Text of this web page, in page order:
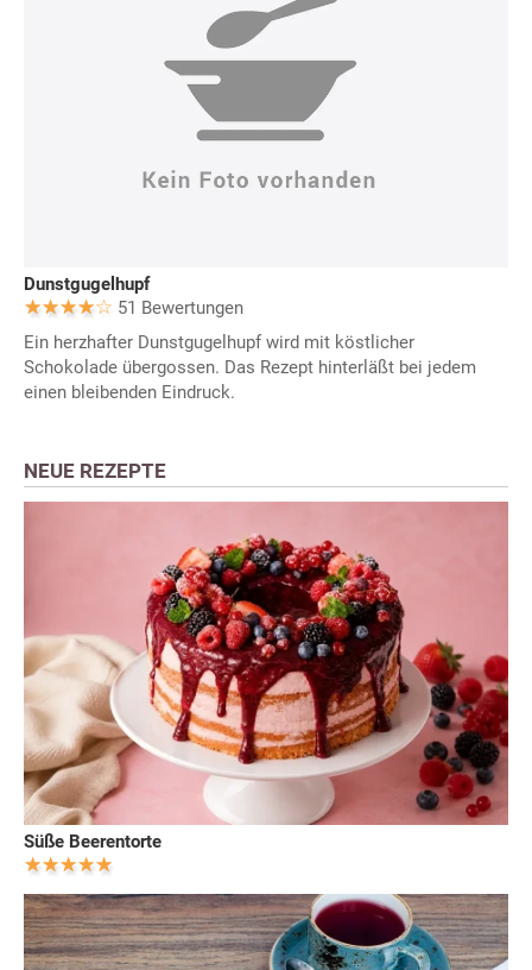
Dunstgugelhupf
51 Bewertungen
Ein herzhafter Dunstgugelhupf wird mit köstlicher
Schokolade übergossen. Das Rezept hinterläßt bei jedem
einen bleibenden Eindruck.
NEUE REZEPTE
Süße Beerentorte